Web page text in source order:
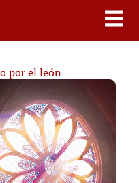
por el león